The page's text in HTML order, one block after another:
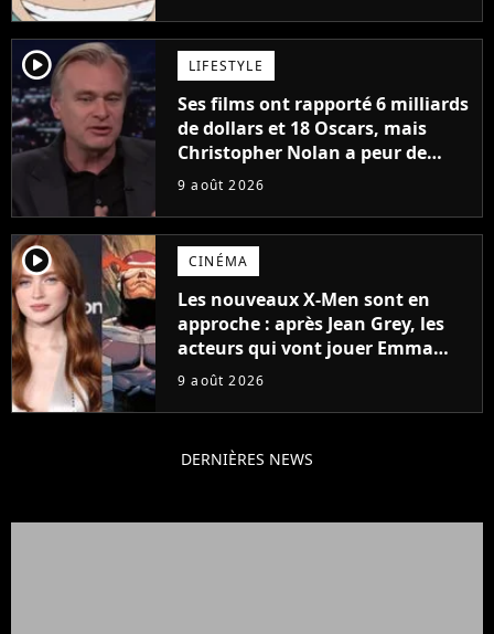
player2 LIFESTYLE
Ses films ont rapporté 6 milliards
de dollars et 18 Oscars, mais
Christopher Nolan a peur de
tourner un genre de films très
9 août 2026
player2 CINÉMA
Les nouveaux X-Men sont en
approche : après Jean Grey, les
acteurs qui vont jouer Emma
Frost et Cyclope trouvés !
9 août 2026
DERNIÈRES NEWS